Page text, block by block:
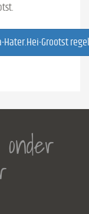
Hater.Hei-Grootst